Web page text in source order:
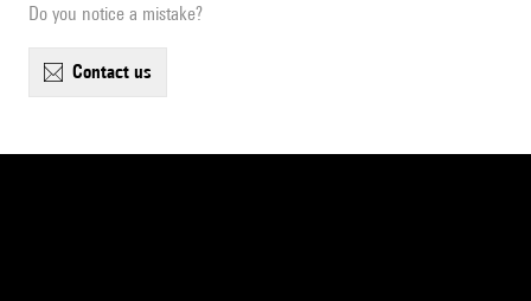
Do you notice a mistake?
contact us